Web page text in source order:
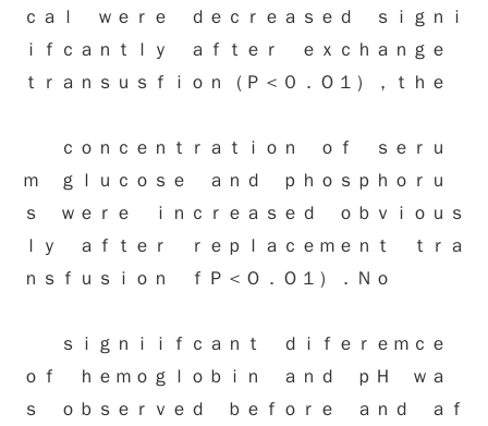
ｃａｌ ｗｅｒｅ ｄｅｃｒｅａｓｅｄ ｓｉｇｎｉ
ｉｆｃａｎｔｌｙ ａｆｔｅｒ ｅｘｃｈａｎｇｅ
ｔｒａｎｓｕｓｆｉｏｎ（Ｐ＜０．Ｏ１），ｔｈｅ
ｃｏｎｃｅｎｔｒａｔｉｏｎ ｏｆ ｓｅｒｕ
ｍ ｇｌｕｃｏｓｅ ａｎｄ ｐｈｏｓｐｈｏｒｕ
ｓ ｗｅｒｅ ｉｎｃｒｅａｓｅｄ ｏｂｖｉｏｕｓ
ｌｙ ａｆｔｅｒ ｒｅｐｌａｃｅｍｅｎｔ ｔｒａ
ｎｓｆｕｓｉｏｎ ｆＰ＜Ｏ．Ｏ１）．Ｎｏ
ｓｉｇｎｉｉｆｃａｎｔ ｄｉｆｅｒｅｍｃｅ
ｏｆ ｈｅｍｏｇｌｏｂｉｎ ａｎｄ ｐＨ ｗａ
ｓ ｏｂｓｅｒｖｅｄ ｂｅｆｏｒｅ ａｎｄ ａｆ